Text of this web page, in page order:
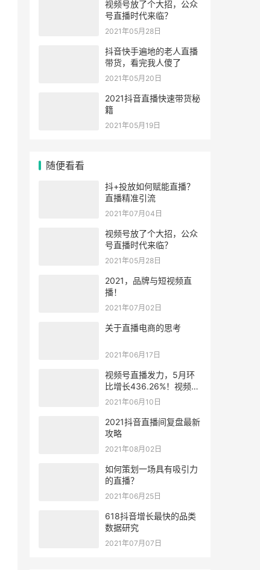
视频号放了个大招，公众
号直播时代来临？
2021年05月28日
抖音快手遍地的老人直播
带货，看完我人傻了
2021年05月20日
2021抖音直播快速带货秘
籍
2021年05月19日
随便看看
抖+投放如何赋能直播？
直播精准引流
2021年07月04日
视频号放了个大招，公众
号直播时代来临？
2021年05月28日
2021，品牌与短视频直
播！
2021年07月02日
关于直播电商的思考
2021年06月17日
视频号直播发力，5月环
比增长436.26%！视频号
直播有哪些新机会
2021年06月10日
2021抖音直播间复盘最新
攻略
2021年08月02日
如何策划一场具有吸引力
的直播？
2021年06月25日
618抖音增长最快的品类
数据研究
2021年07月07日